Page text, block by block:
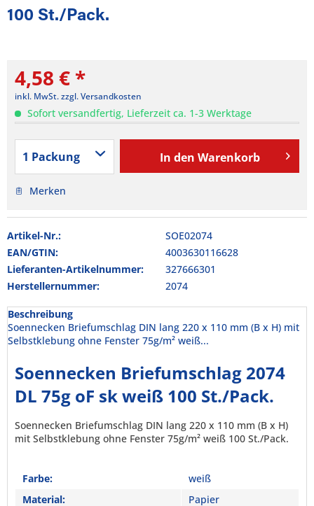
100 St./Pack.
4,58 € *
inkl. MwSt.zzgl. Versandkosten
Sofort versandfertig, Lieferzeit ca. 1-3 Werktage
In den Warenkorb
Merken
Artikel-Nr.:
SOE02074
EAN/GTIN:
4003630116628
Lieferanten-Artikelnummer:
327666301
Herstellernummer:
2074
Beschreibung
Soennecken Briefumschlag DIN lang 220 x 110 mm (B x H) mit
Selbstklebung ohne Fenster 75g/m² weiß...
Soennecken Briefumschlag 2074
DL 75g oF sk weiß 100 St./Pack.
Soennecken Briefumschlag DIN lang 220 x 110 mm (B x H)
mit Selbstklebung ohne Fenster 75g/m² weiß 100 St./Pack.
Farbe:
weiß
Material:
Papier